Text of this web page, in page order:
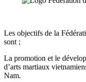
Les objectifs de la
sont ;
La promotion et le
d’arts martiaux
Nam.